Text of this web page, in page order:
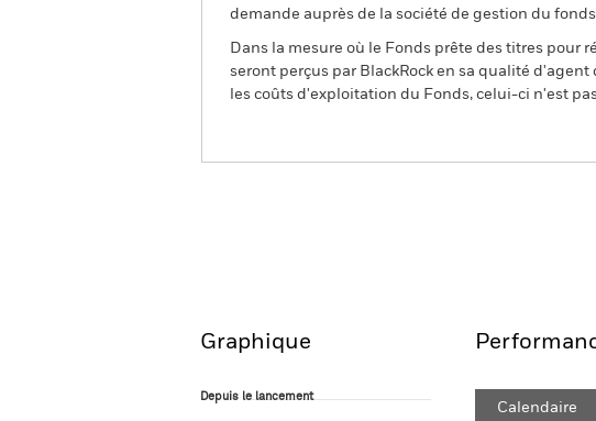
demande auprès de la société de gestion du
Dans la mesure où le Fonds prête des titres pour
seront perçus par BlackRock en sa qualité
les coûts d'exploitation du Fonds, celui-ci n'est
Graphique
Depuis le lancement
Depuis le lancement
Calendaire